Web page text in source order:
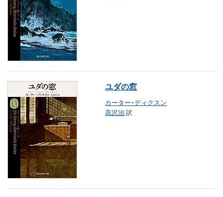
ユダの窓
カーター・ディクスン
高沢治訳